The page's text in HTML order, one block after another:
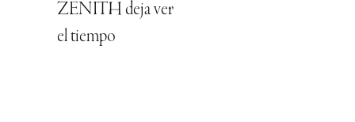
ZENITH deja ver
el tiempo